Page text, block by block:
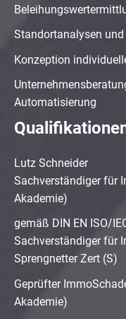
Standortanalysen und
Konzeption
Automatisierung
Lutz Schneider
Sachverständiger für
Akademie)
gemäß DIN EN ISO/
Sachverständiger für
Sprengnetter Zert (S)
Geprüfter
Akademie)